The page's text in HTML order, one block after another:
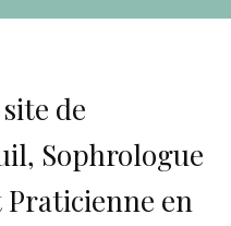
de
Sophrologue
Praticienne en